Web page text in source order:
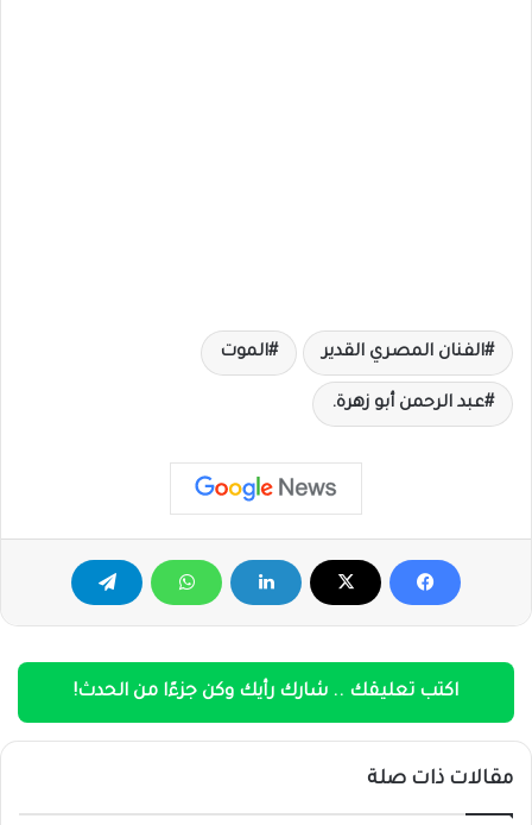
الفنان المصري القدير الموت
عبد الرحمن أبو زهرة.
اكتب تعليقك .. شارك رأيك وكن جزءًا من الحدث!
مقالات ذات صلة